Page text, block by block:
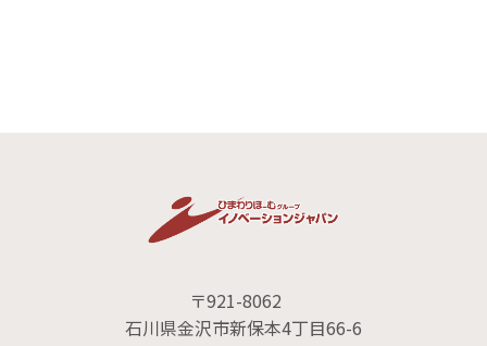
〒921-8062
石川県金沢市新保本4丁目66-6